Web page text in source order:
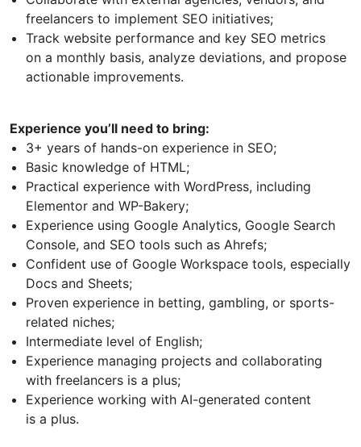
freelancers to implement SEO initiatives;
Track website performance and key SEO metrics
on a monthly basis, analyze deviations, and propose
actionable improvements.
Experience you’ll need to bring:
3+ years of hands-on experience in SEO;
Basic knowledge of HTML;
Practical experience with WordPress, including
Elementor and WP-Bakery;
Experience using Google Analytics, Google Search
Console, and SEO tools such as Ahrefs;
Confident use of Google Workspace tools, especially
Docs and Sheets;
Proven experience in betting, gambling, or sports-
related niches;
Intermediate level of English;
Experience managing projects and collaborating
with freelancers is a plus;
Experience working with AI-generated content
is a plus.